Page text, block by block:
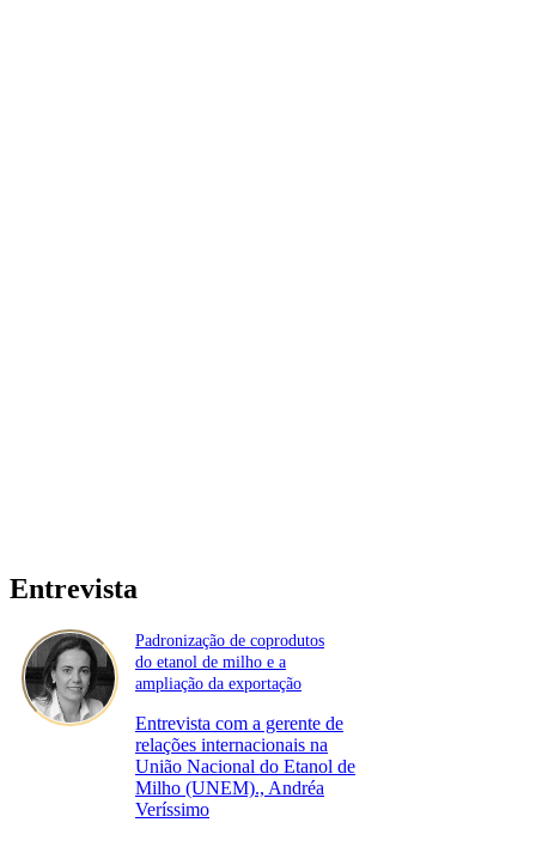
Entrevista
Padronização de coprodutos
do etanol de milho e a
ampliação da exportação
Entrevista com a gerente de
relações internacionais na
União Nacional do Etanol de
Milho (UNEM)., Andréa
Veríssimo